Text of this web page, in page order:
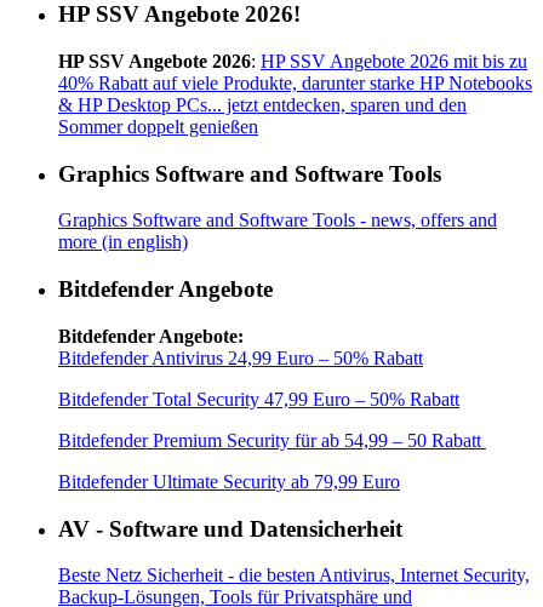
HP SSV Angebote 2026!
HP SSV Angebote 2026: HP SSV Angebote 2026 mit bis zu
40% Rabatt auf viele Produkte, darunter starke HP Notebooks
& HP Desktop PCs... jetzt entdecken, sparen und den
Sommer doppelt genießen
Graphics Software and Software Tools
Graphics Software and Software Tools - news, offers and
more (in english)
Bitdefender Angebote
Bitdefender Angebote:
Bitdefender Antivirus 24,99 Euro – 50% Rabatt
Bitdefender Total Security 47,99 Euro – 50% Rabatt
Bitdefender Premium Security für ab 54,99 – 50 Rabatt
Bitdefender Ultimate Security ab 79,99 Euro
AV - Software und Datensicherheit
Beste Netz Sicherheit - die besten Antivirus, Internet Security,
Backup-Lösungen, Tools für Privatsphäre und